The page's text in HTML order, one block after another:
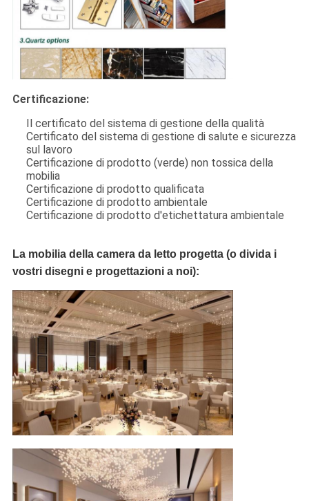
Certificazione:
Il certificato del sistema di gestione della qualità
Certificato del sistema di gestione di salute e sicurezza
sul lavoro
Certificazione di prodotto (verde) non tossica della
mobilia
Certificazione di prodotto qualificata
Certificazione di prodotto ambientale
Certificazione di prodotto d'etichettatura ambientale
La mobilia della camera da letto progetta (o divida i
vostri disegni e progettazioni a noi):